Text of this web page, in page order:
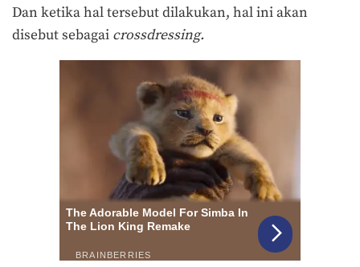
Dan ketika hal tersebut dilakukan, hal ini akan
disebut sebagai crossdressing.